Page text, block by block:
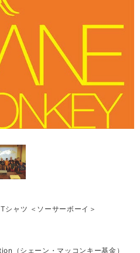
シャツ ＜ソーサーボーイ＞
（シェーン・マッコンキー基金）